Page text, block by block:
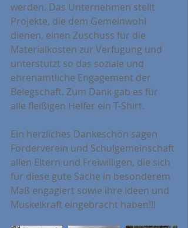
werden. Das Unternehmen stellt
Projekte, die dem Gemeinwohl
dienen, einen Zuschuss für die
Materialkosten zur Verfügung und
unterstützt so das soziale und
ehrenamtliche Engagement der
Belegschaft. Zum Dank gab es für
alle fleißigen Helfer ein T-Shirt.
Ein herzliches Dankeschön sagen
Förderverein und Schulgemeinschaft
allen Eltern und Freiwilligen, die sich
für diese gute Sache in besonderem
Maß engagiert sowie ihre Ideen und
Muskelkraft eingebracht haben!!!